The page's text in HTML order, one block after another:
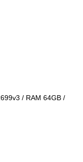
/ RAM 64GB /